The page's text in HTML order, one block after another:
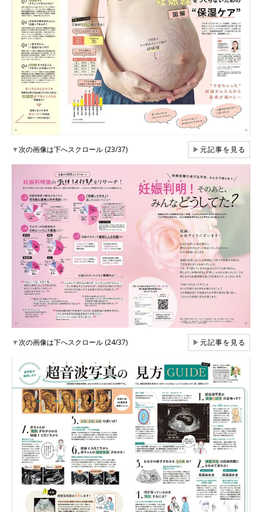
▼次の画像は下へスクロール (23/37) ▶元記事を見る
▼次の画像は下へスクロール (24/37) ▶元記事を見る